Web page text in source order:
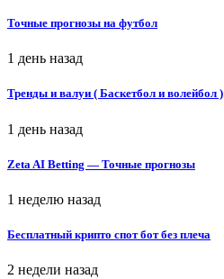
Точные прогнозы на футбол
1 день назад
Тренды и валуи ( Баскетбол и волейбол )
1 день назад
Zeta AI Betting — Точные прогнозы
1 неделю назад
Бесплатный крипто спот бот без плеча
2 недели назад